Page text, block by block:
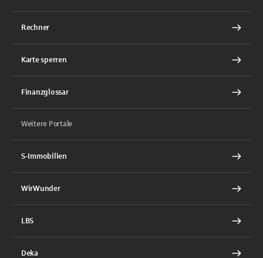
Rechner
Karte sperren
Finanzglossar
Weitere Portale
S-Immobilien
WirWunder
LBS
Deka